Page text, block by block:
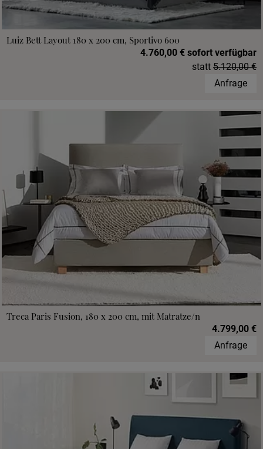
Luiz Bett Layout 180 x 200 cm, Sportivo 600
4.760,00 € sofort verfügbar
statt 5.120,00 €
Anfrage
Treca Paris Fusion, 180 x 200 cm, mit Matratze/n
4.799,00 €
Anfrage